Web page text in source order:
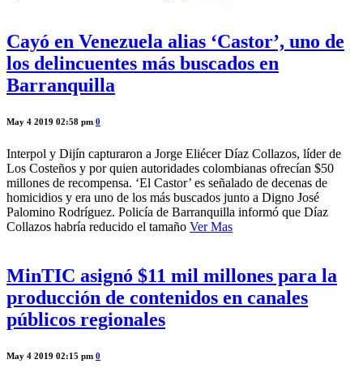
Cayó en Venezuela alias ‘Castor’, uno de
los delincuentes más buscados en
Barranquilla
May 4 2019 02:58 pm 0
Interpol y Dijín capturaron a Jorge Eliécer Díaz Collazos, líder de
Los Costeños y por quien autoridades colombianas ofrecían $50
millones de recompensa. ‘El Castor’ es señalado de decenas de
homicidios y era uno de los más buscados junto a Digno José
Palomino Rodríguez. Policía de Barranquilla informó que Díaz
Collazos habría reducido el tamaño Ver Mas
MinTIC asignó $11 mil millones para la
producción de contenidos en canales
públicos regionales
May 4 2019 02:15 pm 0